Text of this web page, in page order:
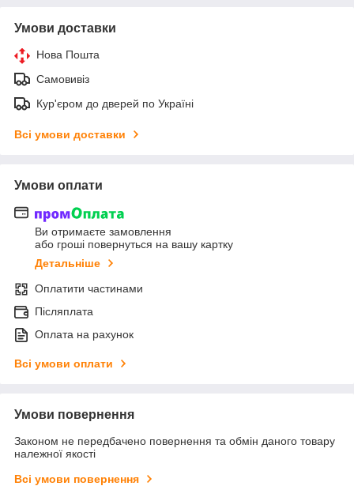
Умови доставки
Нова Пошта
Самовивіз
Кур'єром до дверей по Україні
Всі умови доставки
Умови оплати
Ви отримаєте замовлення
або гроші повернуться на вашу картку
Детальніше
Оплатити частинами
Післяплата
Оплата на рахунок
Всі умови оплати
Умови повернення
Законом не передбачено повернення та обмін даного товару
належної якості
Всі умови повернення